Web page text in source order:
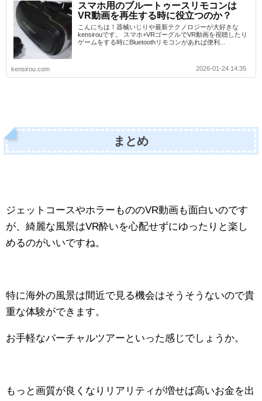
スマホ用のブルートゥースリモコンは
VR動画を再生する時に役立つのか？
こんにちは！器械いじりや最新テクノロジーが大好きな
kensirouです。 スマホ+VRゴーグルでVR動画を視聴したり
ゲームをする時にBluetoothリモコンがあれば便利...
kensirou.com 2026-01-24 14:35
まとめ
ジェットコースやホラーもののVR動画も面白いのです
が、綺麗な風景はVR酔いを心配せずにゆったりと楽し
めるのがいいですね。
特に海外の風景は間近で見る機会はそうそうないので貴
重な体験ができます。
お手軽なバーチャルツアーといった感じでしょうか。
もっと画質が良くなりリアリティが増せば高いお金を出